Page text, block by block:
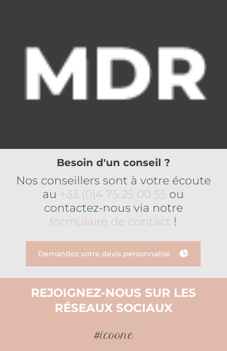
Besoin d'un conseil ?
Nos conseillers sont à votre écoute
au +33 (0)4 75 25 00 55 ou
contactez-nous via notre
formulaire de contact !
Demandez votre devis personnalisé
REJOIGNEZ-NOUS SUR LES
RÉSEAUX SOCIAUX
#icoone